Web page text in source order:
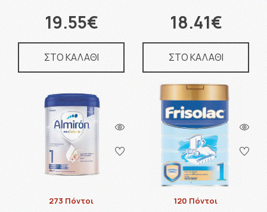
19.55€
ΣΤΟ ΚΑΛΑΘΙ
18.41€
ΣΤΟ ΚΑΛΑΘΙ
273 Πόντοι 120 Πόντοι